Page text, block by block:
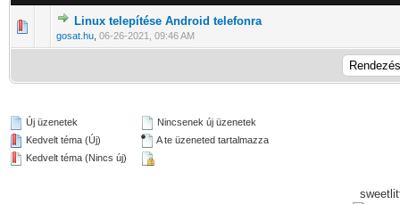
Linux telepítése Android telefonra
gosat.hu 06-26-2021, 09:46 AM
0 Szavazat - 0 / 5 átlagban
123 45
Új üzenetek
Kedvelt téma (Új)
Kedvelt téma (Nincs új)
Nincsenek új üzenetek
A te üzeneted tartalmazza